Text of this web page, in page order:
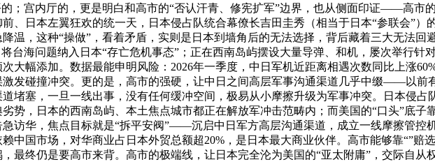
；宫内厅的，更是明白和高市的“否认汗青、修宪扩军”边界，也从侧面印证——高市
、日本左翼狂欢的统一天，日本侵占队统合幕僚长吉田圭秀（相当于日本“参联会”）
温，这种“操做”，看着矛盾，实则是日本到墙角后的无法选择，背后藏着三大无法回
台海问题纳入日本“存亡危机事态”；正在西南岛屿摆设大量导弹、和机，屡次举行针
大幅添加。数据最能申明风险：2026年一季度，中日军机近距离相遇次数同比上涨
发碰撞冲突。更的是，高市的强硬，让中日之间高层军事沟通渠道几乎中缀——以前
堵塞，一旦一线出事，没有任何缓冲空间，极易从小摩擦升级为军事冲突。日本侵占
势，日本的西南岛屿、本土焦点城市都正在解放军冲击范畴内；而美国的“口头”底子
访华，焦点目标就是“拆平安阀”——沉启中日军方高层沟通渠道，成立一线摩擦管控
中国市场，对华商业占日本外贸总额超20%，是日本最大商业伙伴。高市能够靠“”
最终仍是要高市来背。高市的极端线，让日本完全沦为美国的“亚太附庸”，交际自从